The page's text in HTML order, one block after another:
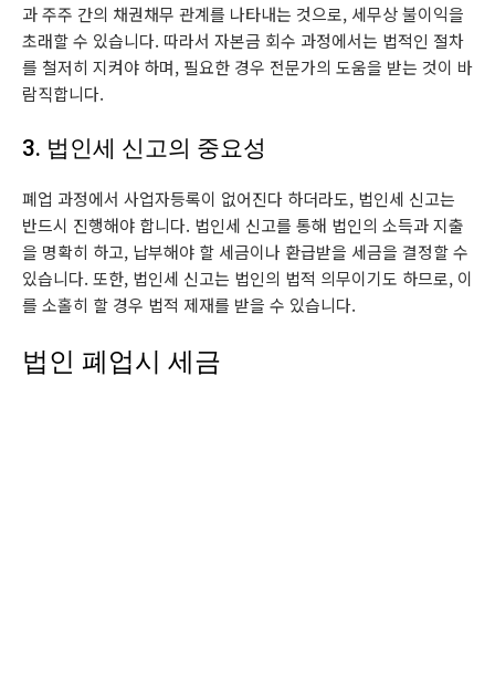
과 주주 간의 채권채무 관계를 나타내는 것으로, 세무상 불이익을
초래할 수 있습니다. 따라서 자본금 회수 과정에서는 법적인 절차
를 철저히 지켜야 하며, 필요한 경우 전문가의 도움을 받는 것이 바
람직합니다.
3. 법인세 신고의 중요성
폐업 과정에서 사업자등록이 없어진다 하더라도, 법인세 신고는
반드시 진행해야 합니다. 법인세 신고를 통해 법인의 소득과 지출
을 명확히 하고, 납부해야 할 세금이나 환급받을 세금을 결정할 수
있습니다. 또한, 법인세 신고는 법인의 법적 의무이기도 하므로, 이
를 소홀히 할 경우 법적 제재를 받을 수 있습니다.
법인 폐업시 세금